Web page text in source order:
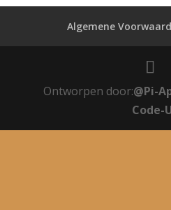
Algemene
Ontworpen door:@Pi-
Code-